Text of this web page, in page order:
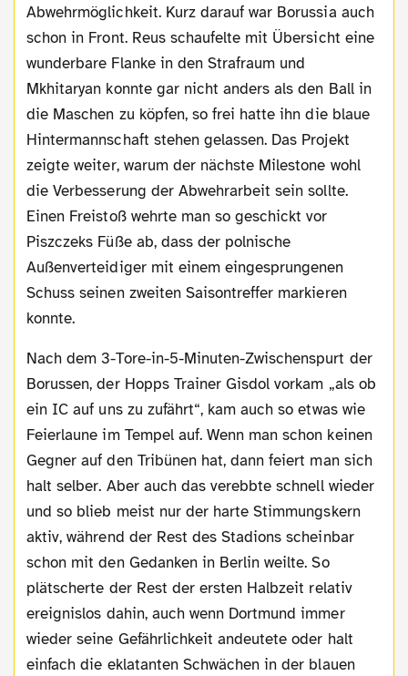
Abwehrmöglichkeit. Kurz darauf war Borussia auch
schon in Front. Reus schaufelte mit Übersicht eine
wunderbare Flanke in den Strafraum und
Mkhitaryan konnte gar nicht anders als den Ball in
die Maschen zu köpfen, so frei hatte ihn die blaue
Hintermannschaft stehen gelassen. Das Projekt
zeigte weiter, warum der nächste Milestone wohl
die Verbesserung der Abwehrarbeit sein sollte.
Einen Freistoß wehrte man so geschickt vor
Piszczeks Füße ab, dass der polnische
Außenverteidiger mit einem eingesprungenen
Schuss seinen zweiten Saisontreffer markieren
konnte.
Nach dem 3-Tore-in-5-Minuten-Zwischenspurt der
Borussen, der Hopps Trainer Gisdol vorkam „als ob
ein IC auf uns zu zufährt“, kam auch so etwas wie
Feierlaune im Tempel auf. Wenn man schon keinen
Gegner auf den Tribünen hat, dann feiert man sich
halt selber. Aber auch das verebbte schnell wieder
und so blieb meist nur der harte Stimmungskern
aktiv, während der Rest des Stadions scheinbar
schon mit den Gedanken in Berlin weilte. So
plätscherte der Rest der ersten Halbzeit relativ
ereignislos dahin, auch wenn Dortmund immer
wieder seine Gefährlichkeit andeutete oder halt
einfach die eklatanten Schwächen in der blauen